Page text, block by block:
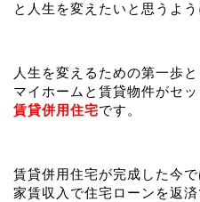
と人生を変えたいと思うよう
人生を変えるための第一歩
マイホームと賃貸物件がセ
賃貸併用住宅です。
賃貸併用住宅が完成した今で
家賃収入で住宅ローンを返済